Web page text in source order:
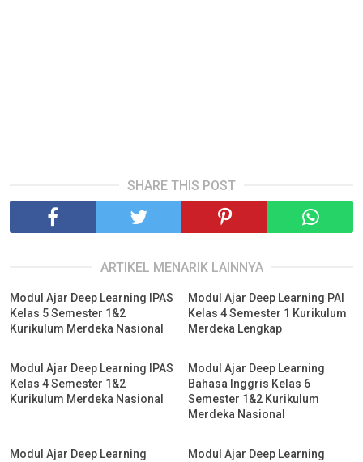
SHARE THIS POST
ARTIKEL MENARIK LAINNYA
Modul Ajar Deep Learning IPAS
Kelas 5 Semester 1&2
Kurikulum Merdeka Nasional
Modul Ajar Deep Learning PAI
Kelas 4 Semester 1 Kurikulum
Merdeka Lengkap
Modul Ajar Deep Learning IPAS
Kelas 4 Semester 1&2
Kurikulum Merdeka Nasional
Modul Ajar Deep Learning
Bahasa Inggris Kelas 6
Semester 1&2 Kurikulum
Merdeka Nasional
Modul Ajar Deep Learning
Modul Ajar Deep Learning